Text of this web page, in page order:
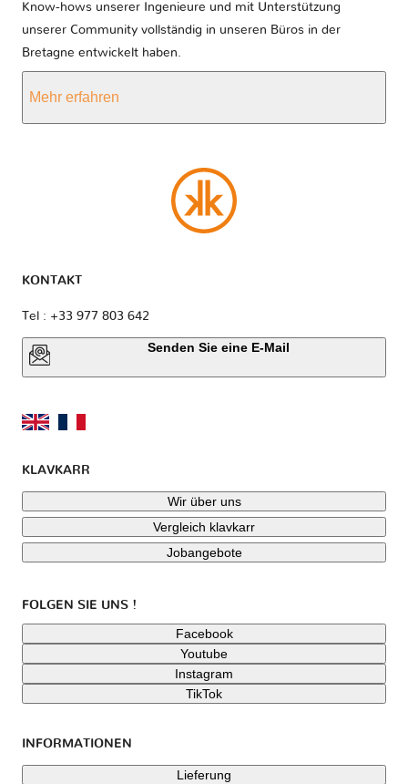
Know-hows unserer Ingenieure und mit Unterstützung
unserer Community vollständig in unseren Büros in der
Bretagne entwickelt haben.
Mehr erfahren
KONTAKT
Tel : +33 977 803 642
Senden Sie eine E-Mail
KLAVKARR
Wir über uns
Vergleich klavkarr
Jobangebote
FOLGEN SIE UNS !
Facebook
Youtube
Instagram
TikTok
INFORMATIONEN
Lieferung